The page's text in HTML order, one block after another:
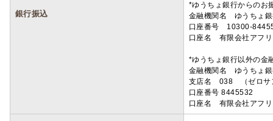
銀行振込
*ゆうちょ銀行からのお
金融機関名 ゆうちょ
口座番号 10300-
口座名 有限会社アフ
*ゆうちょ銀行以外の金
金融機関名 ゆうちょ
支店名 038 （ゼロサ
口座番号 8445532
口座名 有限会社アフ